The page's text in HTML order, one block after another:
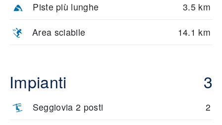
Piste più lunghe 3.5 km
Area sciabile 14.1 km
Impianti 3
Seggiovia 2 posti 2